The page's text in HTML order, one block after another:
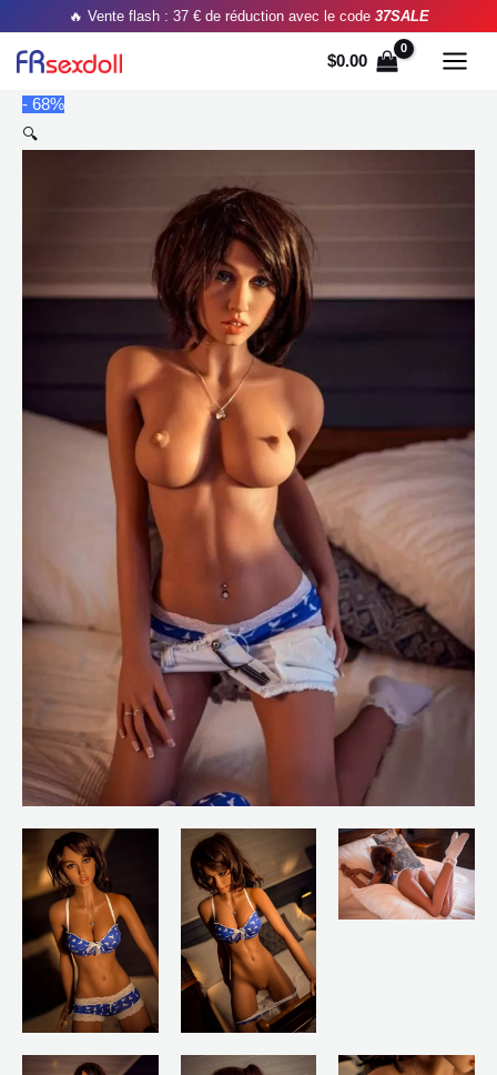
contenu
🔥 Vente flash : 37 € de réduction avec le code 37SALE
$0.00
- 68%
🔍